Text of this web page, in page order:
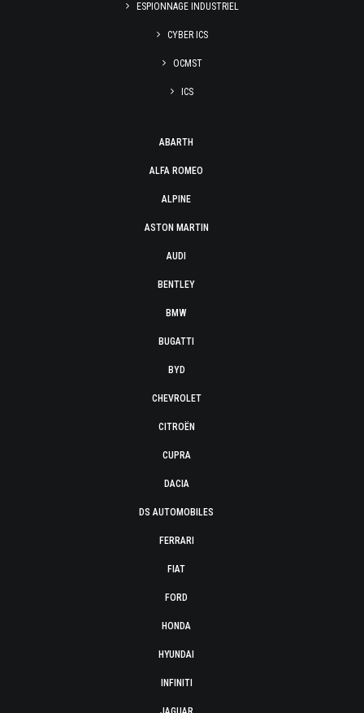
ESPIONNAGE INDUSTRIEL
CYBER ICS
OCMST
ICS
ABARTH
ALFA ROMEO
ALPINE
ASTON MARTIN
AUDI
BENTLEY
BMW
BUGATTI
BYD
CHEVROLET
CITROËN
CUPRA
DACIA
DS AUTOMOBILES
FERRARI
FIAT
FORD
HONDA
HYUNDAI
INFINITI